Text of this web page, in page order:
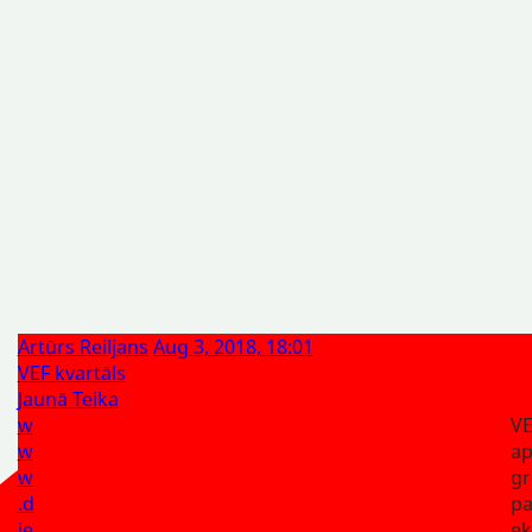
Artūrs Reiljans Aug 3, 2018, 18:01
VEF kvartāls
Jaunā Teika
w
w
w
.d